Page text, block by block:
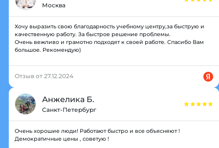
Москва
Хочу выразить свою благодарность учебному центру,за быструю и
качественную работу. За быстрое решение проблемы.
Очень вежливо и грамотно подходят к своей работе. Спасибо Вам
большое. Рекомендую)
Отзыв от 27.12.2024
Анжелика Б.
Санкт-Петербург
Очень хорошие люди! Работают быстро и все объясняют !
Демократичные цены , советую !